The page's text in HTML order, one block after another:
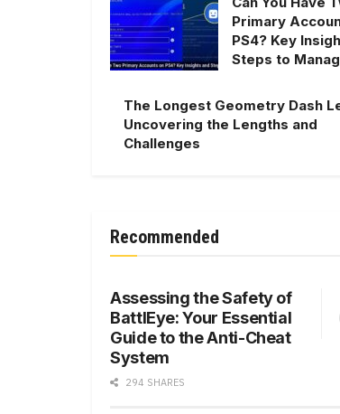
Primary
PS4? Key
Steps to
The Longest Geometry Dash
Uncovering the Lengths and
Challenges
Recommended
Assessing the Safety of
BattlEye: Your Essential
Guide to the Anti-Cheat
System
294 SHARES